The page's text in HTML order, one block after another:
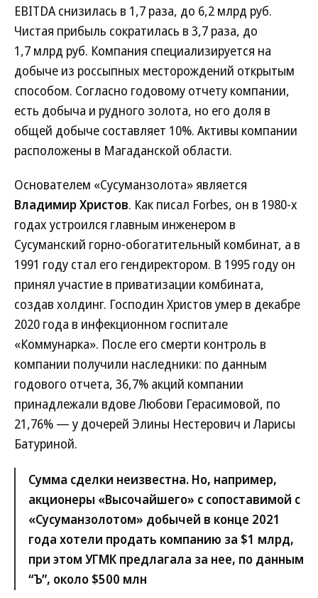
EBITDA снизилась в 1,7 раза, до 6,2 млрд руб.
Чистая прибыль сократилась в 3,7 раза, до
1,7 млрд руб. Компания специализируется на
добыче из россыпных месторождений открытым
способом. Согласно годовому отчету компании,
есть добыча и рудного золота, но его доля в
общей добыче составляет 10%. Активы компании
расположены в Магаданской области.
Основателем «Сусуманзолота» является
Владимир Христов. Как писал Forbes, он в 1980-х
годах устроился главным инженером в
Сусуманский горно-обогатительный комбинат, а в
1991 году стал его гендиректором. В 1995 году он
принял участие в приватизации комбината,
создав холдинг. Господин Христов умер в декабре
2020 года в инфекционном госпитале
«Коммунарка». После его смерти контроль в
компании получили наследники: по данным
годового отчета, 36,7% акций компании
принадлежали вдове Любови Герасимовой, по
21,76% — у дочерей Элины Нестерович и Ларисы
Батуриной.
Сумма сделки неизвестна. Но, например,
акционеры «Высочайшего» с сопоставимой с
«Сусуманзолотом» добычей в конце 2021
года хотели продать компанию за $1 млрд,
при этом УГМК предлагала за нее, по данным
“Ъ”, около $500 млн